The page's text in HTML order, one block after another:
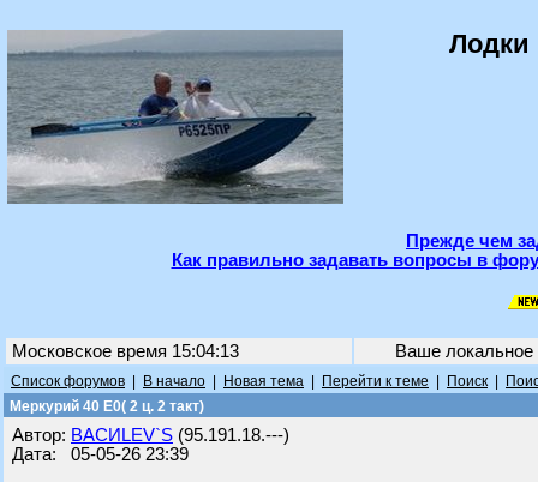
Лодки
Прежде чем
Как правильно задавать вопросы в
Московское время 15:04:13 Ваше
Список форумов В начало Новая тема Перейти к теме Поиск
Меркурий 40 Е0( 2 ц. 2 такт)
Автор: ВАСИLEV`S (95.191.18.---)
Дата: 05-05-26 23:39